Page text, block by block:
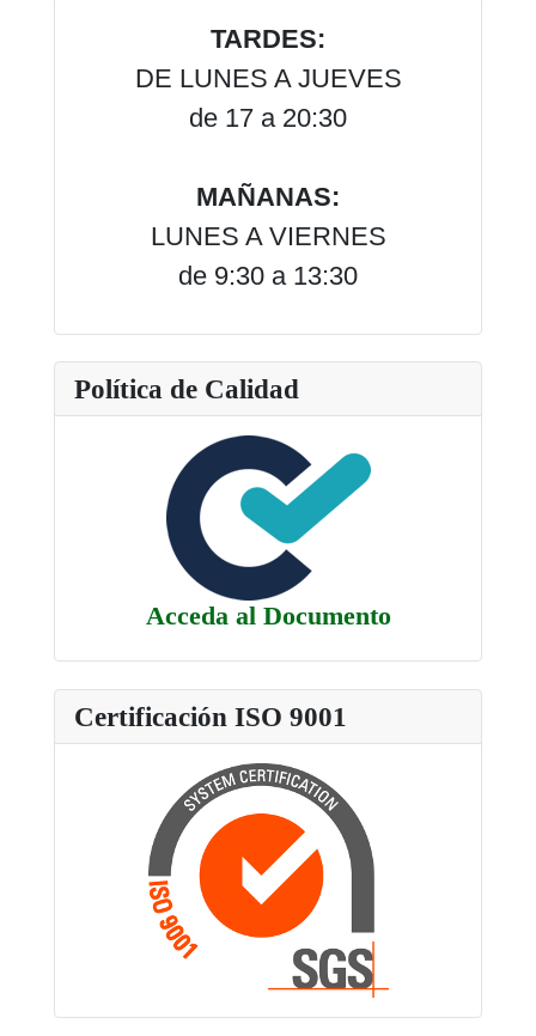
TARDES:
DE LUNES A JUEVES
de 17 a 20:30
MAÑANAS:
LUNES A VIERNES
de 9:30 a 13:30
Política de Calidad
Acceda al Documento
Certificación ISO 9001